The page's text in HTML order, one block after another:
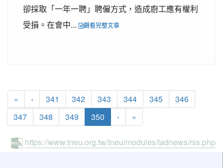
卻採取「一年一聘」聘僱方式，造成廚工應有權利
受損。在會中...
觀看完整文章
« ‹ 341 342 343 344 345
346
347
348 349 350 (current)
› »
https://www.tneu.org.tw/tneu/modules/tadnews/rss.php